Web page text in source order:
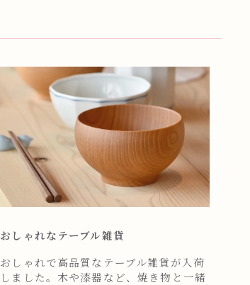
おしゃれなテーブル雑貨
おしゃれで高品質なテーブル雑貨が入荷
しました。木や漆器など、焼き物と一緒